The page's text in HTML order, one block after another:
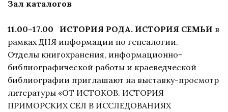
Зал каталогов
11.00–17.00 ИСТОРИЯ РОДА. ИСТОРИЯ СЕМЬИ в
рамках ДНЯ информации по генеалогии.
Отделы книгохранения, информационно-
библиографической работы и краеведческой
библиографии приглашают на выставку-просмотр
литературы «ОТ ИСТОКОВ. ИСТОРИЯ
ПРИМОРСКИХ СЕЛ В ИССЛЕДОВАНИЯХ